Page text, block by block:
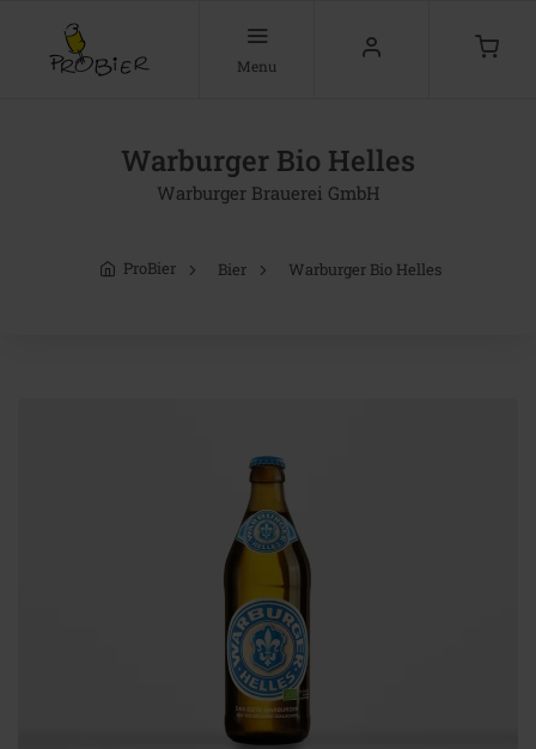
Menu
Warburger Bio Helles
Warburger Brauerei GmbH
ProBier Bier Warburger Bio Helles